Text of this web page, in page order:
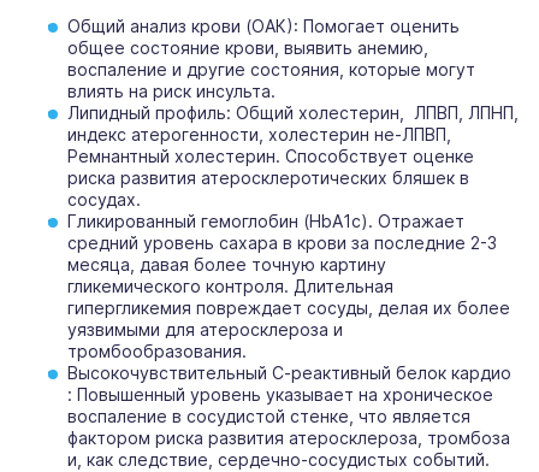
Общий анализ крови (ОАК): Помогает оценить
общее состояние крови, выявить анемию,
воспаление и другие состояния, которые могут
влиять на риск инсульта.
Липидный профиль: Общий холестерин, ЛПВП, ЛПНП,
индекс атерогенности, холестерин не-ЛПВП,
Ремнантный холестерин. Способствует оценке
риска развития атеросклеротических бляшек в
сосудах.
Гликированный гемоглобин (HbA1c). Отражает
средний уровень сахара в крови за последние 2-3
месяца, давая более точную картину
гликемического контроля. Длительная
гипергликемия повреждает сосуды, делая их более
уязвимыми для атеросклероза и
тромбообразования.
Высокочувствительный С-реактивный белок кардио
: Повышенный уровень указывает на хроническое
воспаление в сосудистой стенке, что является
фактором риска развития атеросклероза, тромбоза
и, как следствие, сердечно-сосудистых событий.